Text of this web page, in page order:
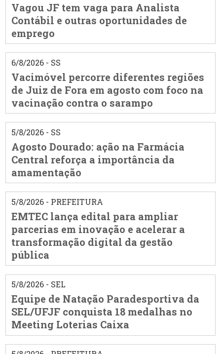
Vagou JF tem vaga para Analista
Contábil e outras oportunidades de
emprego
6/8/2026 - SS
Vacimóvel percorre diferentes regiões
de Juiz de Fora em agosto com foco na
vacinação contra o sarampo
5/8/2026 - SS
Agosto Dourado: ação na Farmácia
Central reforça a importância da
amamentação
5/8/2026 - PREFEITURA
EMTEC lança edital para ampliar
parcerias em inovação e acelerar a
transformação digital da gestão
pública
5/8/2026 - SEL
Equipe de Natação Paradesportiva da
SEL/UFJF conquista 18 medalhas no
Meeting Loterias Caixa